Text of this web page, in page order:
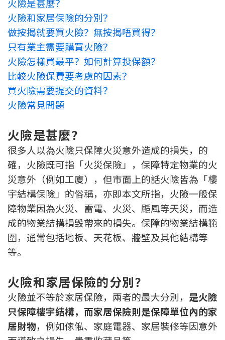
置業預算
供款年期計算
工商舖按揭計算
印花稅計算
免費物業估價
下載中心
按揭全面睇
新聞/研究
公司動態
按市新聞
統計數據庫
按揭快趣智識
按揭智庫
樓按專欄
火險是甚麼？
火險和家居保險的分別？
做按揭就要買火險？無按揭唔買得？
只有業主需要購買火險？
火險怎樣買最平？如何計算投保額？
比較火險保費要考慮的因素？
買火險需要提交的資料？
火險常見問題
火險是甚麼？
很多人以為火險只保障火災意外造成的損失，的
確，火險既可指「火災保險」，保障特定物業的火
災意外（例如工廈），但市面上的話火險皆為「樓
宇結構保險」的俗稱，亦即本文所指，火險一般保
障物業因為火災、雷電、火災、颳風等天災，而造
成的物業結構損毀帶來的損失。保障的物業結構範
圍，通常包括地板、天花板、牆壁及其他結構等
等。
火險和家居保險的分別？
火險並不等於家居保險，兩者的最大分別， 是火險
只保障樓宇結構，而家居保險則是保障單位內的家
居財物，例如傢俬、家庭電器、家居裝修等因意外